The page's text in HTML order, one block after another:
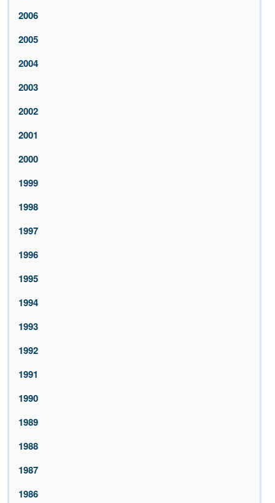
2006
2005
2004
2003
2002
2001
2000
1999
1998
1997
1996
1995
1994
1993
1992
1991
1990
1989
1988
1987
1986